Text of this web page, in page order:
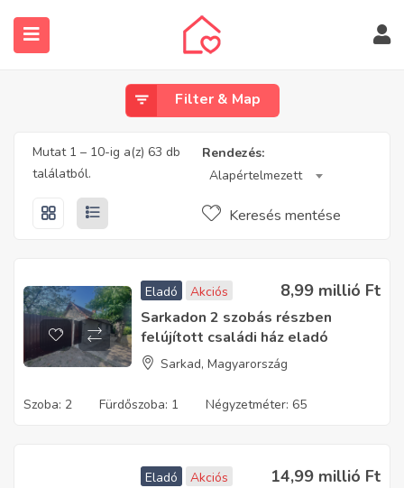
(Ingatlanos keresése)
Filter & Map
Mutat 1 – 10-ig a(z) 63 db
találatból.
Rendezés:
Alapértelmezett
Keresés mentése
Eladó Akciós 8,99 millió Ft
Sarkadon 2 szobás részben
felújított családi ház eladó
Sarkad, Magyarország
Szoba: 2 Fürdőszoba: 1 Négyzetméter: 65
Eladó Akciós 14,99 millió Ft